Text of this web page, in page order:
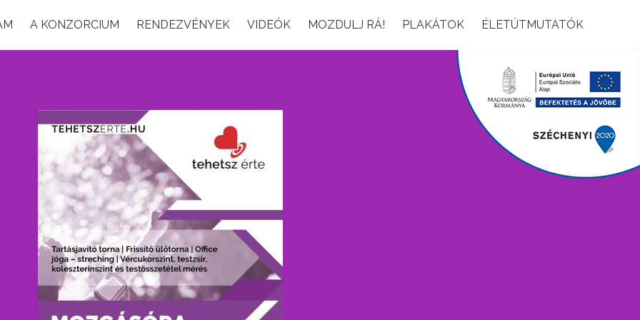
A KONZORCIUM RENDEZVÉNYEK VIDEÓK MOZDULJ RÁ! PLAKÁTOK ÉLETÚTMUTATÓK